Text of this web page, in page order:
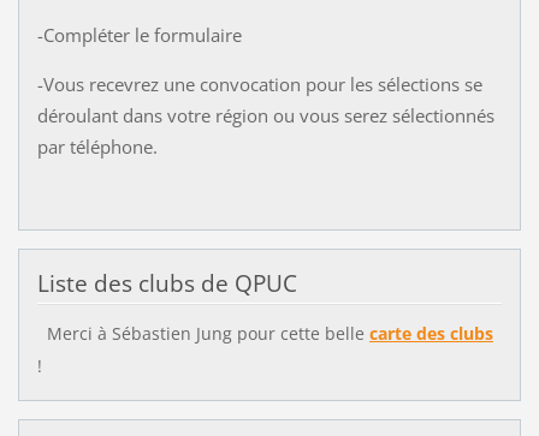
-Compléter le formulaire
-Vous recevrez une convocation pour les sélections se
déroulant dans votre région ou vous serez sélectionnés
par téléphone.
Liste des clubs de QPUC
Merci à Sébastien Jung pour cette belle carte des clubs
!